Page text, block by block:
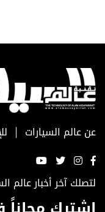
عن عالم السيارات
لتصلك آخر أخبار عالم